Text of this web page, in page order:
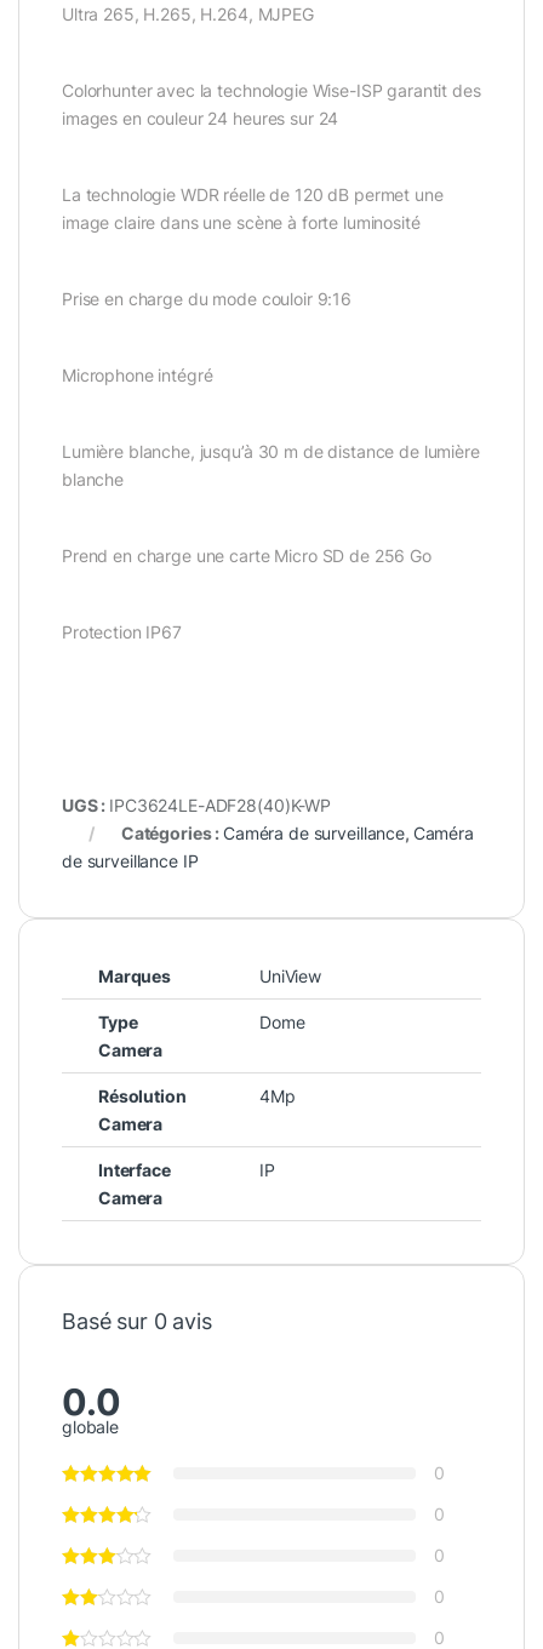
Ultra 265, H.265, H.264, MJPEG
Colorhunter avec la technologie Wise-ISP garantit des
images en couleur 24 heures sur 24
La technologie WDR réelle de 120 dB permet une
image claire dans une scène à forte luminosité
Prise en charge du mode couloir 9:16
Microphone intégré
Lumière blanche, jusqu’à 30 m de distance de lumière
blanche
Prend en charge une carte Micro SD de 256 Go
Protection IP67
UGS : IPC3624LE-ADF28(40)K-WP
Catégories :Caméra de surveillance, Caméra
de surveillance IP
Marques UniView
Type
Camera
Dome
Résolution
Camera
4Mp
Interface
Camera
IP
Basé sur 0 avis
0.0
globale
0
0
0
0
0